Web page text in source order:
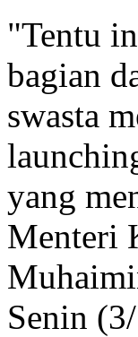
"Tentu
bagian
swasta
yang
Menteri
Senin